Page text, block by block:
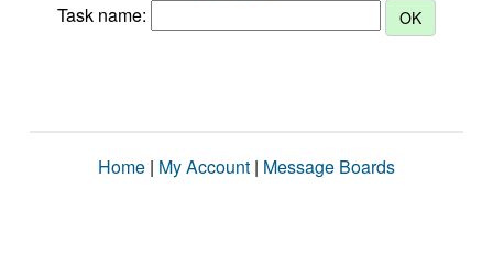
Task name:
Home | My Account | Message Boards